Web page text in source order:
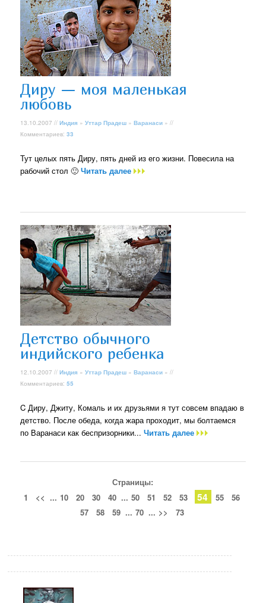
Диру — моя маленькая
любовь
13.10.2007 //Индия »Уттар Прадеш »Варанаси » //
Комментариев:33
Тут целых пять Диру, пять дней из его жизни. Повесила на
рабочий стол 🙂Читать далее
Детство обычного
индийского ребенка
12.10.2007 //Индия »Уттар Прадеш »Варанаси » //
Комментариев:55
C Диру, Джиту, Комаль и их друзьями я тут совсем впадаю в
детство. После обеда, когда жара проходит, мы болтаемся
по Варанаси как беспризорники...Читать далее
Страницы:
1
<< ... 10 20 30 40 ... 50 51 52 53 54 55
56
57
58 59 ... 70 ... >> 73